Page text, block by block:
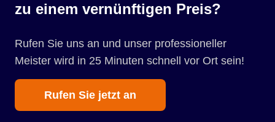
zu einem vernünftigen Preis?
Rufen Sie uns an und unser professioneller
Meister wird in 25 Minuten schnell vor Ort sein!
Rufen Sie jetzt an